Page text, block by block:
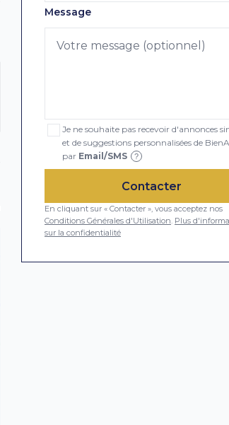
Message
Je ne souhaite pas recevoir d'annonces
et de suggestions personnalisées de
par Email/SMS ?
Contacter
En cliquant sur « Contacter », vous acceptez nos
Conditions Générales d'Utilisation. Plus
sur la confidentialité